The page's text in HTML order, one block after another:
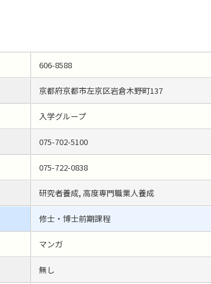
606-8588
京都府京都市左京区岩倉木野町137
入学グループ
075-702-5100
075-722-0838
研究者養成, 高度専門職業人養成
修士・博士前期課程
マンガ
無し